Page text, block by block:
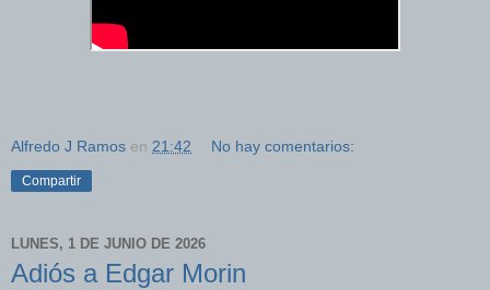
Alfredo J Ramos en 21:42 No hay comentarios:
Compartir
LUNES, 1 DE JUNIO DE 2026
Adiós a Edgar Morin